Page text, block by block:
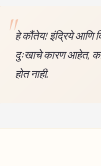
हे कौंतेय! इंद्रिये आणि
दुःखाचे कारण आहेत,
होत नाही.